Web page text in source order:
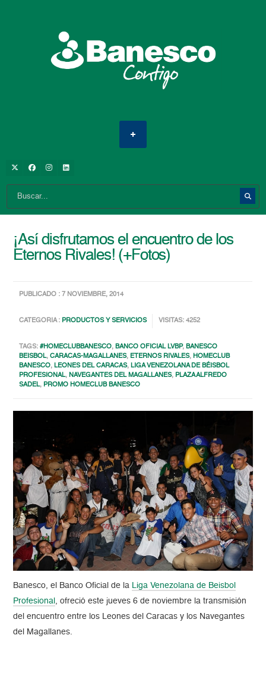
¡Así disfrutamos el encuentro de los
Eternos Rivales! (+Fotos)
PUBLICADO : 7 NOVIEMBRE, 2014
CATEGORIA : PRODUCTOS Y SERVICIOS VISITAS: 4252
TAGS:#HOMECLUBBANESCO,BANCO OFICIAL LVBP,BANESCO
BEISBOL,CARACAS-MAGALLANES, ETERNOS RIVALES,HOMECLUB
BANESCO,LEONES DEL CARACAS,LIGA VENEZOLANA DE BÉISBOL
PROFESIONAL,NAVEGANTES DEL MAGALLANES, PLAZA ALFREDO
SADEL, PROMO HOMECLUB BANESCO
Banesco, el Banco Oficial de la Liga Venezolana de Beisbol
Profesional , ofreció este jueves 6 de noviembre la transmisión
del encuentro entre los Leones del Caracas y los Navegantes
del Magallanes.